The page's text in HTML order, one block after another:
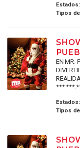
Estados:
Tipos
EN MR.
Estados:
Tipos